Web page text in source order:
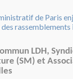
LDH,
(SM) et